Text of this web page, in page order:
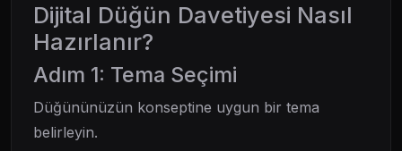
Dijital Düğün Davetiyesi Nasıl
Hazırlanır?
Adım 1: Tema Seçimi
Düğününüzün konseptine uygun bir tema
belirleyin.